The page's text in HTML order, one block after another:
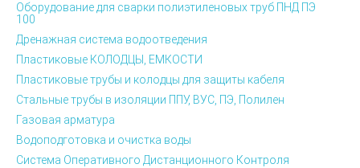
Оборудование для сварки полиэтиленовых труб ПНД ПЭ
100
Дренажная система водоотведения
Пластиковые КОЛОДЦЫ, ЕМКОСТИ
Пластиковые трубы и колодцы для защиты кабеля
Стальные трубы в изоляции ППУ, ВУС, ПЭ, Полилен
Газовая арматура
Водоподготовка и очистка воды
Система Оперативного Дистанционного Контроля